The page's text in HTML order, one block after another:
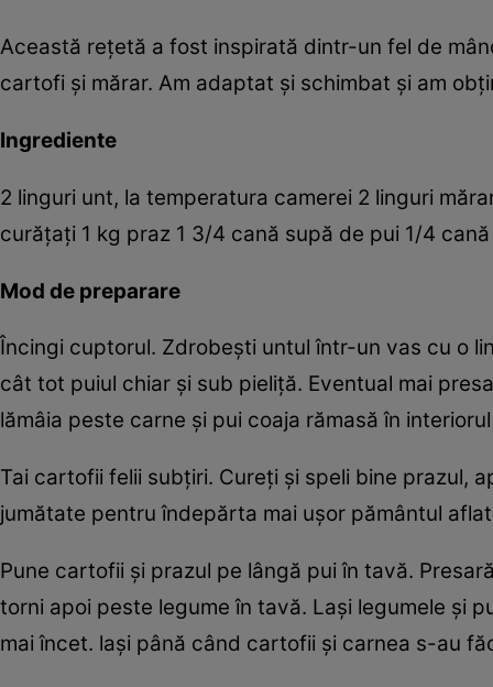
Această reţetă a fost inspirată dintr-un fel de
cartofi şi mărar. Am adaptat şi schimbat şi am
Ingrediente
2 linguri unt, la temperatura camerei 2 linguri
curăţaţi 1 kg praz 1 3/4 cană supă de pui 1/4
Mod de preparare
Încingi cuptorul. Zdrobeşti untul într-un vas cu o
cât tot puiul chiar şi sub pieliţă. Eventual mai
lămâia peste carne şi pui coaja rămasă în
Tai cartofii felii subţiri. Cureţi şi speli bine prazul,
jumătate pentru îndepărta mai uşor pământul
Pune cartofii şi prazul pe lângă pui în tavă.
torni apoi peste legume în tavă. Laşi legumele şi
mai încet. laşi până când cartofii şi carnea s-au